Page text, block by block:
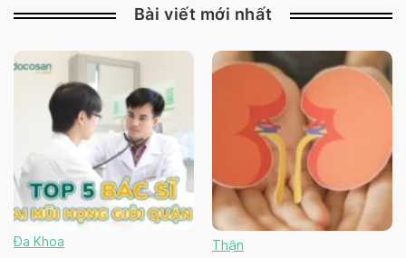
Bài viết mới nhất
Đa Khoa Thận